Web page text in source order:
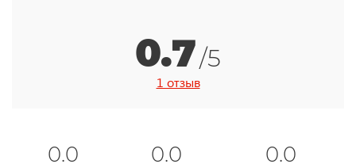
0.7/5
1 отзыв
0.0 0.0 0.0